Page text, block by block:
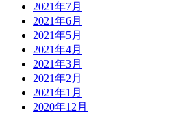
2021年7月
2021年6月
2021年5月
2021年4月
2021年3月
2021年2月
2021年1月
2020年12月